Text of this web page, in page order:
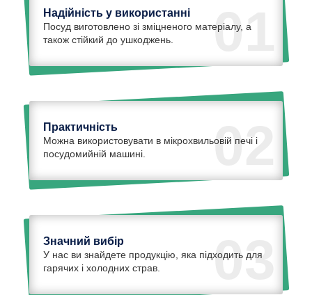
01
Надійність у використанні
Посуд виготовлено зі зміцненого матеріалу, а
також стійкий до ушкоджень.
02
Практичність
Можна використовувати в мікрохвильовій печі і
посудомийній машині.
03
Значний вибір
У нас ви знайдете продукцію, яка підходить для
гарячих і холодних страв.